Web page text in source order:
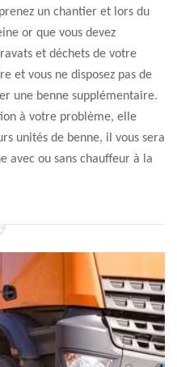
un chantier et lors du
or que vous devez
et déchets de votre
et vous ne disposez pas de
une benne supplémentaire.
à votre problème, elle
unités de benne, il vous sera
avec ou sans chauffeur à la